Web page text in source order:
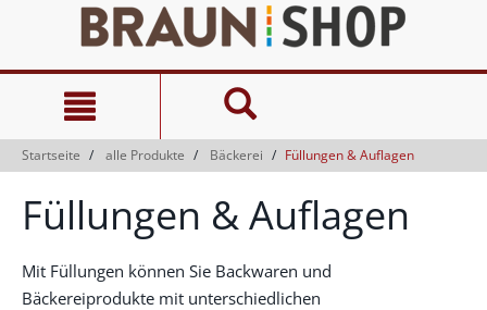
springen
Navigationsmenü
springen
Startseite alle Produkte Bäckerei Füllungen & Auflagen
Füllungen & Auflagen
Mit Füllungen können Sie Backwaren und
Bäckereiprodukte mit unterschiedlichen